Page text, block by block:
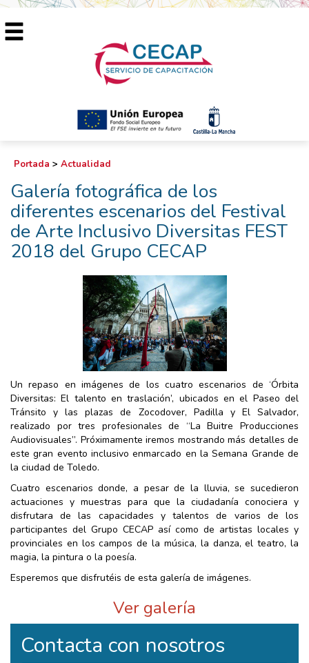
Portada > Actualidad
Galería fotográfica de los
diferentes escenarios del Festival
de Arte Inclusivo Diversitas FEST
2018 del Grupo CECAP
Un repaso en imágenes de los cuatro escenarios de ‘Órbita
Diversitas: El talento en traslación’, ubicados en el Paseo del
Tránsito y las plazas de Zocodover, Padilla y El Salvador,
realizado por tres profesionales de “La Buitre Producciones
Audiovisuales”. Próximamente iremos mostrando más detalles de
este gran evento inclusivo enmarcado en la Semana Grande de
la ciudad de Toledo.
Cuatro escenarios donde, a pesar de la lluvia, se sucedieron
actuaciones y muestras para que la ciudadanía conociera y
disfrutara de las capacidades y talentos de varios de los
participantes del Grupo CECAP así como de artistas locales y
provinciales en los campos de la música, la danza, el teatro, la
magia, la pintura o la poesía.
Esperemos que disfrutéis de esta galería de imágenes.
Ver galería
Contacta con nosotros